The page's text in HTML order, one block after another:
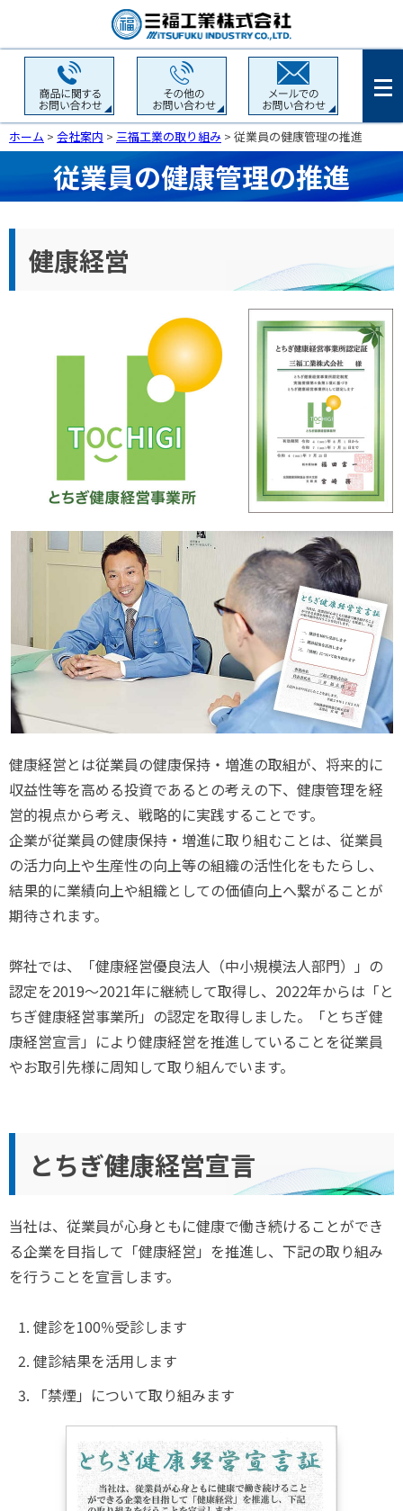
ホーム > 会社案内 > 三福工業の取り組み > 従業員の健康管理の推進
従業員の健康管理の推進
健康経営
健康経営とは従業員の健康保持・増進の取組が、将来的に
収益性等を高める投資であるとの考えの下、健康管理を経
営的視点から考え、戦略的に実践することです。
企業が従業員の健康保持・増進に取り組むことは、従業員
の活力向上や生産性の向上等の組織の活性化をもたらし、
結果的に業績向上や組織としての価値向上へ繋がることが
期待されます。
弊社では、「健康経営優良法人（中小規模法人部門）」の
認定を2019～2021年に継続して取得し、2022年からは「と
ちぎ健康経営事業所」の認定を取得しました。「とちぎ健
康経営宣言」により健康経営を推進していることを従業員
やお取引先様に周知して取り組んでいます。
とちぎ健康経営宣言
当社は、従業員が心身ともに健康で働き続けることができ
る企業を目指して「健康経営」を推進し、下記の取り組み
を行うことを宣言します。
健診を100％受診します
健診結果を活用します
「禁煙」について取り組みます